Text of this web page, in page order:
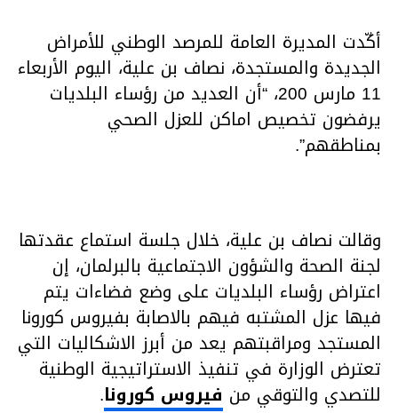
أكّدت المديرة العامة للمرصد الوطني للأمراض
الجديدة والمستجدة، نصاف بن علية، اليوم الأربعاء
11 مارس 200، “أن العديد من رؤساء البلديات
يرفضون تخصيص اماكن للعزل الصحي
بمناطقهم”.
وقالت نصاف بن علية، خلال جلسة استماع عقدتها
لجنة الصحة والشؤون الاجتماعية بالبرلمان، إن
اعتراض رؤساء البلديات على وضع فضاءات يتم
فيها عزل المشتبه فيهم بالاصابة بفيروس كورونا
المستجد ومراقبتهم يعد من أبرز الاشكاليات التي
تعترض الوزارة في تنفيذ الاستراتيجية الوطنية
للتصدي والتوقي من فيروس كورونا.